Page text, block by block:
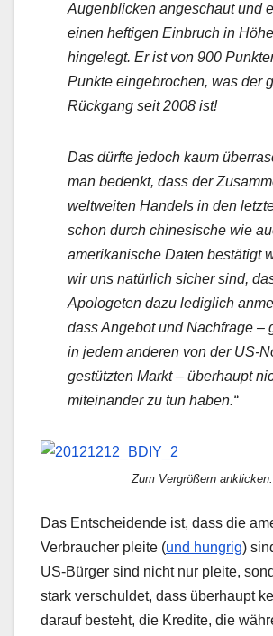
Augenblicken angeschaut und
einen heftigen Einbruch in
hingelegt. Er ist von 900
Punkte eingebrochen, was der
Rückgang seit 2008 ist!
Das dürfte jedoch kaum
man bedenkt, dass der
weltweiten Handels in den
schon durch chinesische wie
amerikanische Daten bestätigt
wir uns natürlich sicher sind,
Apologeten dazu lediglich
dass Angebot und Nachfrage –
in jedem anderen von der US-
gestützten Markt – überhaupt
miteinander zu tun haben.“
Zum Vergrößern anklicken.
Das Entscheidende ist, dass die
Verbraucher pleite (und hungrig)
US-Bürger sind nicht nur pleite,
stark verschuldet, dass überhaupt
darauf besteht, die Kredite, die